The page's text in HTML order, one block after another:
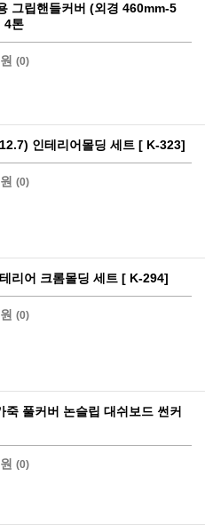
그립핸들커버 (외경 460mm-5
4톤
(0)
인테리어몰딩 세트 [ K-323]
(0)
리어 크롬몰딩 세트 [ K-294]
(0)
죽 풀커버 논슬립 대쉬보드 썬커
(0)